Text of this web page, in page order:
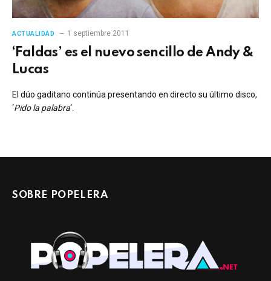
ACTUALIDAD 1 septiembre 2011
‘Faldas’ es el nuevo sencillo de Andy &
Lucas
El dúo gaditano continúa presentando en directo su último disco,
‘Pido la palabra‘.
SOBRE POPELERA